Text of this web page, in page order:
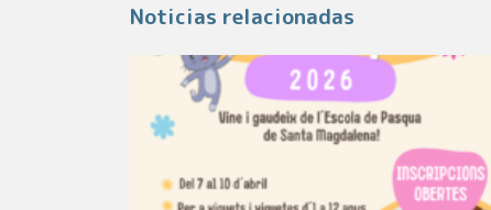
Noticias relacionadas